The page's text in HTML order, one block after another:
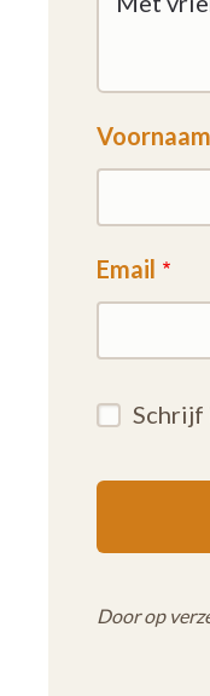
Voornaam
Email
Schrijf
Door op